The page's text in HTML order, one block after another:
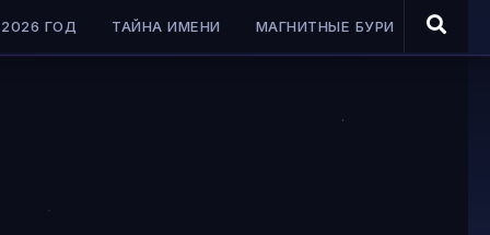
ГОД ТАЙНА ИМЕНИ МАГНИТНЫЕ БУРИ